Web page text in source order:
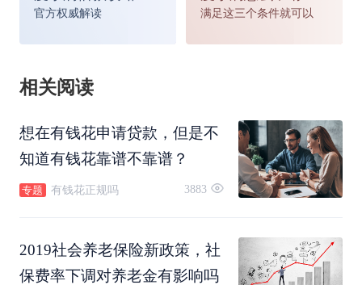
49575元，比上年增长8.3%，扣除价格因素，实际
增长6.1%。 2018年CPI上涨2.1%。这就是说，无论
是按照城镇私营单位就业人员年平均工资增幅计
官方权威解读 满足这三个条件就可以
相关阅读
想在有钱花申请贷款，但是不
知道有钱花靠谱不靠谱？
专题 有钱花正规吗 3883
2019社会养老保险新政策，社
保费率下调对养老金有影响吗